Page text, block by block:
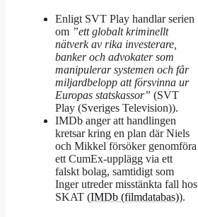
Enligt SVT Play handlar serien
om ”ett globalt kriminellt
nätverk av rika investerare,
banker och advokater som
manipulerar systemen och får
miljardbelopp att försvinna ur
Europas statskassor” (SVT
Play (Sveriges Television)).
IMDb anger att handlingen
kretsar kring en plan där Niels
och Mikkel försöker genomföra
ett CumEx-upplägg via ett
falskt bolag, samtidigt som
Inger utreder misstänkta fall hos
SKAT (IMDb (filmdatabas)).